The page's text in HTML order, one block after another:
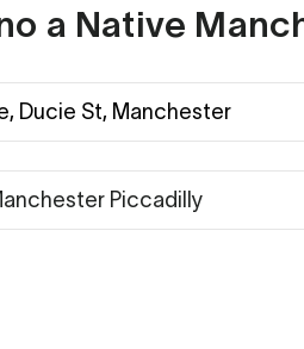
a Native
Ducie St, Manchester
Piccadilly